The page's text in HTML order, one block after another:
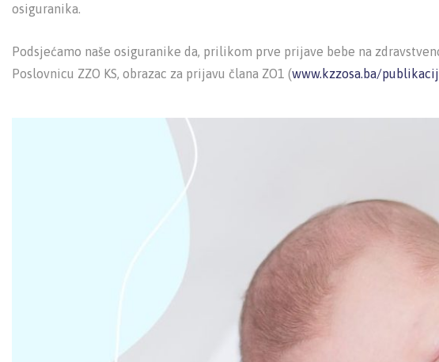
osiguranika.
Podsjećamo naše osiguranike da, prilikom prve prijave bebe na
Poslovnicu ZZO KS, obrazac za prijavu člana ZO1 (www.kzzosa.ba/